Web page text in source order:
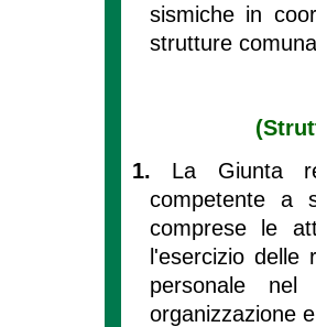
sismiche in
strutture
1. La Giunta
competente a
comprese le
l'esercizio
personale
organizzazione